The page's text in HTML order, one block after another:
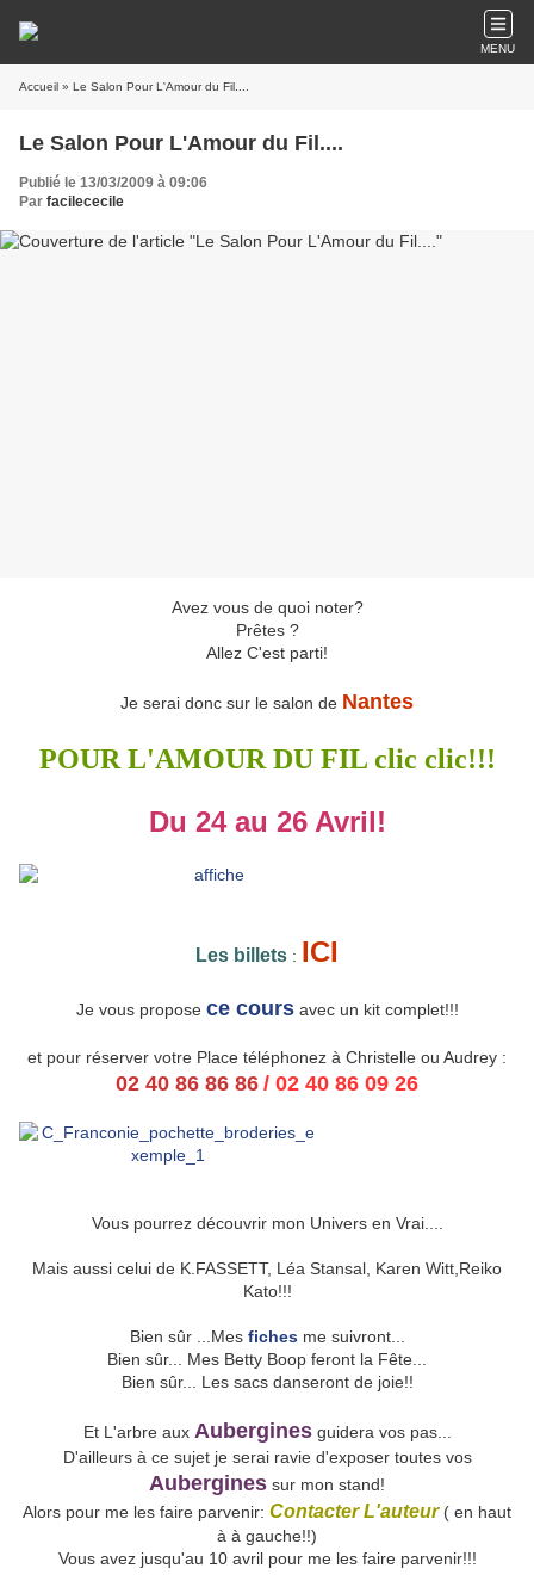
MENU
Accueil » Le Salon Pour L'Amour du Fil....
Le Salon Pour L'Amour du Fil....
Publié le 13/03/2009 à 09:06
Par facilececile
Avez vous de quoi noter?
Prêtes ?
Allez C'est parti!
Je serai donc sur le salon de Nantes
POUR L'AMOUR DU FIL clic clic!!!
Du 24 au 26 Avril!
Les billets : ICI
Je vous propose ce coursavec un kit complet!!!
et pour réserver votre Place téléphonez à Christelle ou Audrey :
02 40 86 86 86 / 02 40 86 09 26
Vous pourrez découvrir mon Univers en Vrai....
Mais aussi celui de K.FASSETT, Léa Stansal, Karen Witt,Reiko
Kato!!!
Bien sûr ...Mes fichesme suivront...
Bien sûr... Mes Betty Boop feront la Fête...
Bien sûr... Les sacs danseront de joie!!
Et L'arbre aux Auberginesguidera vos pas...
D'ailleurs à ce sujet je serai ravie d'exposer toutes vos
Aubergines sur mon stand!
Alors pour me les faire parvenir: Contacter L'auteur( en haut
à à gauche!!)
Vous avez jusqu'au 10 avril pour me les faire parvenir!!!